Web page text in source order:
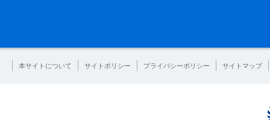
本サイトについて サイトポリシー プライバシーポリシー サイトマップ